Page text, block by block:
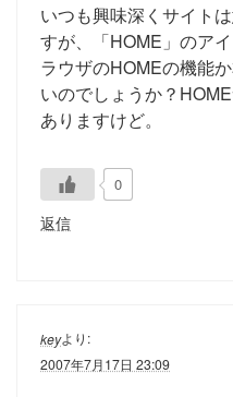
いつも興味深くサイト
すが、「HOME」のア
ラウザのHOMEの機能
いのでしょうか？
ありますけど。
0
返信
keyより:
2007年7月17日 23:09